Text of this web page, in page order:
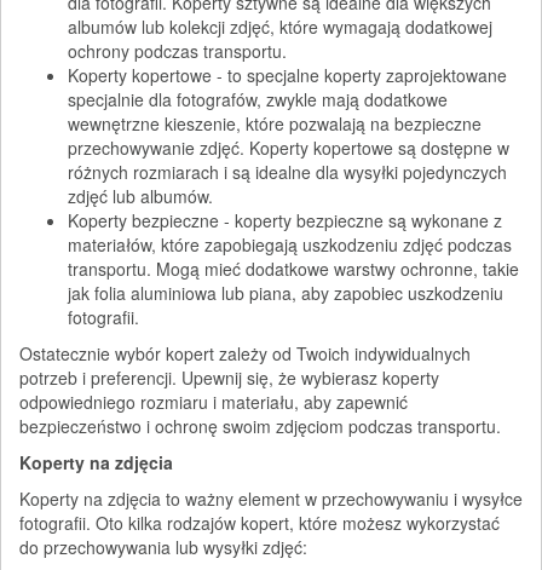
albumów lub kolekcji zdjęć, które wymagają dodatkowej
ochrony podczas transportu.
Koperty kopertowe - to specjalne koperty zaprojektowane
specjalnie dla fotografów, zwykle mają dodatkowe
wewnętrzne kieszenie, które pozwalają na bezpieczne
przechowywanie zdjęć. Koperty kopertowe są dostępne w
różnych rozmiarach i są idealne dla wysyłki pojedynczych
zdjęć lub albumów.
Koperty bezpieczne - koperty bezpieczne są wykonane z
materiałów, które zapobiegają uszkodzeniu zdjęć podczas
transportu. Mogą mieć dodatkowe warstwy ochronne, takie
jak folia aluminiowa lub piana, aby zapobiec uszkodzeniu
fotografii.
Ostatecznie wybór kopert zależy od Twoich indywidualnych
potrzeb i preferencji. Upewnij się, że wybierasz koperty
odpowiedniego rozmiaru i materiału, aby zapewnić
bezpieczeństwo i ochronę swoim zdjęciom podczas transportu.
Koperty na zdjęcia
Koperty na zdjęcia to ważny element w przechowywaniu i wysyłce
fotografii. Oto kilka rodzajów kopert, które możesz wykorzystać
do przechowywania lub wysyłki zdjęć: